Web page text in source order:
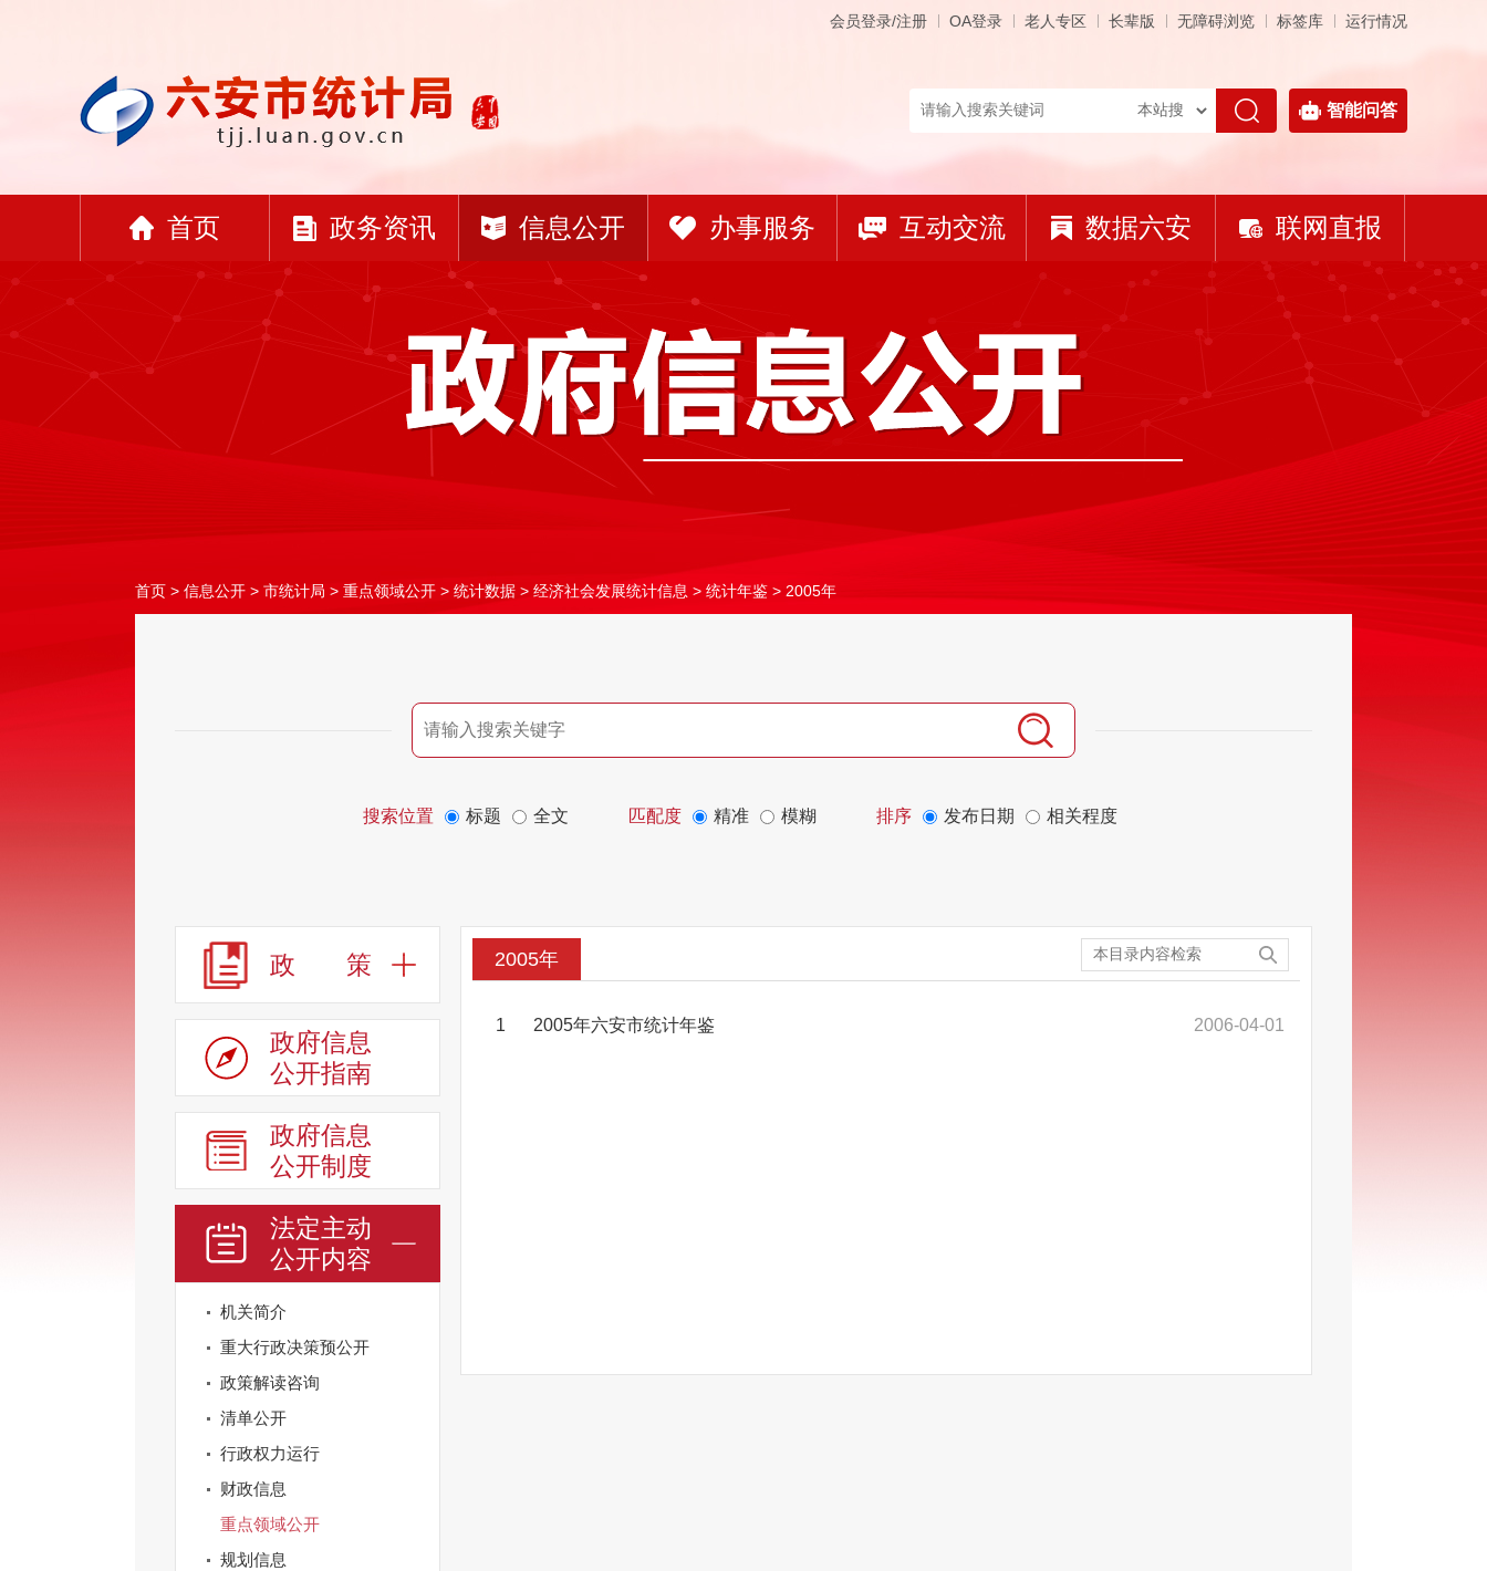
会员登录/注册 OA登录 老人专区 长辈版 无障碍浏览 标签库 运行情况
智能问答
首页 政务资讯 信息公开 办事服务 互动交流 数据六安 联网直报
首页 > 信息公开 > 市统计局 > 重点领域公开 > 统计数据 > 经济社会发展统计信息 > 统计年鉴 > 2005年
搜索位置 标题 全文 匹配度 精准 模糊 排序 发布日期 相关程度
政 策
政府信息
公开指南
政府信息
公开制度
法定主动
公开内容
机关简介
重大行政决策预公开
政策解读咨询
清单公开
行政权力运行
财政信息
重点领域公开
规划信息
2005年
1 2005年六安市统计年鉴 2006-04-01